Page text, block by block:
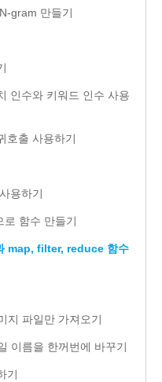
gram 만들기
인수와 키워드 인수 사용
호출 사용하기
용하기
로 함수 만들기
map, filter, reduce 함수
지 파일만 가져오기
이름을 한꺼번에 바꾸기
기